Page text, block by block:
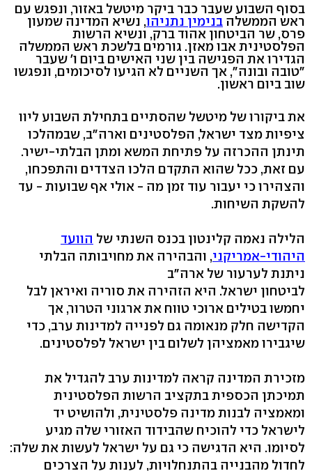
בסוף השבוע שעבר כבר ביקר מיטשל באזור, ונפגש עם
ראש הממשלה בנימין נתניהו, נשיא המדינה שמעון
פרס, שר הביטחון אהוד ברק, ונשיא הרשות
הפלסטינית אבו מאזן. גורמים בלשכת ראש הממשלה
הגדירו את הפגישה בין שני האישים ביום ו' שעבר
"טובה ובונה", אך השניים לא הגיעו לסיכומים, ונפגשו
שוב ביום ראשון.
את ביקורו של מיטשל שהסתיים בתחילת השבוע ליוו
ציפיות מצד ישראל, הפלסטינים וארה"ב, שבמהלכו
תינתן ההכרזה על פתיחת המשא ומתן הבלתי-ישיר.
עם זאת, ככל שהוא התקדם הלכו הצדדים והתפכחו,
והצהירו כי יעבור עוד זמן מה - אולי אף שבועות - עד
להשקת השיחות.
הלילה נאמה קלינטון בכנס השנתי של הוועד
היהודי-אמריקני, והבהירה את מחויבותה הבלתי
ניתנת לערעור של ארה"ב
לביטחון ישראל. היא הזהירה את סוריה ואיראן לבל
יחמשו בטילים ארוכי טווח את ארגוני הטרור, אך
הקדישה חלק מנאומה גם לפנייה למדינות ערב, כדי
שיגבירו מאמציהן לשלום בין ישראל לפלסטינים.
מזכירת המדינה קראה למדינות ערב להגדיל את
תמיכתן הכספית בתקציב הרשות הפלסטינית
ומאמציה לבנות מדינה פלסטינית, ולהושיט יד
לישראל כדי להוכיח שהבידוד האזורי שלה מגיע
לסיומו. היא הדגישה כי גם על ישראל לעשות את שלה:
לחדול מהבנייה בהתנחלויות, לענות על הצרכים